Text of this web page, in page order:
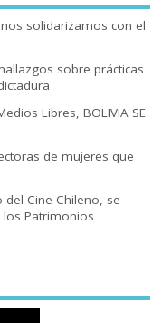
solidarizamos con el
sobre prácticas
Libres, BOLIVIA SE
de mujeres que
del Cine Chileno, se
Patrimonios